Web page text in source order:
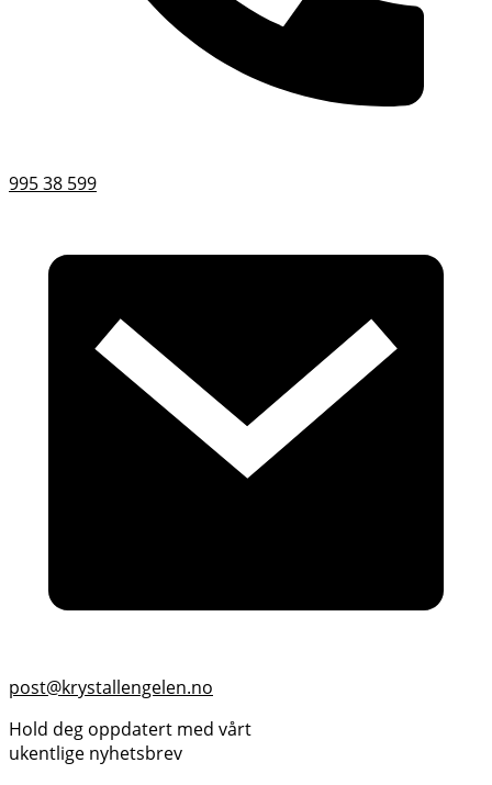
995 38 599
post@krystallengelen.no
Hold deg oppdatert med vårt
ukentlige nyhetsbrev